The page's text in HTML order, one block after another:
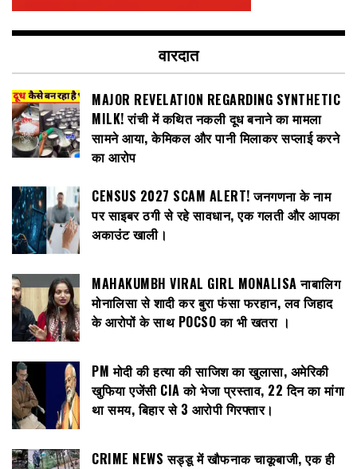
वारदात
MAJOR REVELATION REGARDING SYNTHETIC
MILK! रांची में कथित नकली दूध बनाने का मामला
सामने आया, केमिकल और पानी मिलाकर सप्लाई करने
का आरोप
CENSUS 2027 SCAM ALERT! जनगणना के नाम
पर साइबर ठगी से रहे सावधान, एक गलती और आपका
अकाउंट खाली।
MAHAKUMBH VIRAL GIRL MONALISA नाबालिग
मोनालिसा से शादी कर बुरा फंसा फरहान, लव जिहाद
के आरोपों के साथ POCSO का भी खतरा ।
PM मोदी की हत्या की साजिश का खुलासा, अमेरिकी
खुफिया एजेंसी CIA को भेजा प्रस्ताव, 22 दिन का मांगा
था समय, बिहार से 3 आरोपी गिरफ्तार।
CRIME NEWS सड्डू में खौफनाक चाकूबाजी, एक ही